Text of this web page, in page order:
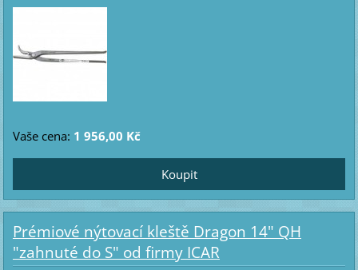
Vaše cena: 1 956,00 Kč
Prémiové nýtovací kleště Dragon 14" QH
"zahnuté do S" od firmy ICAR